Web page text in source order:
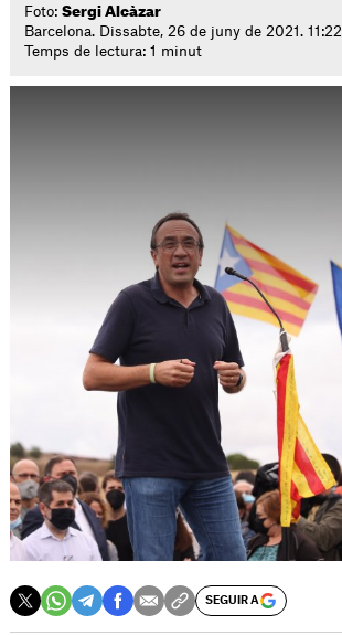
Foto:Sergi Alcàzar
Barcelona. Dissabte, 26 de juny de 2021. 11:22
Temps de lectura: 1 minut
SEGUIR A